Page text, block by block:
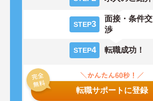
STEP3
面接・条件交
渉
STEP4 転職成功！
転職サポートに登録